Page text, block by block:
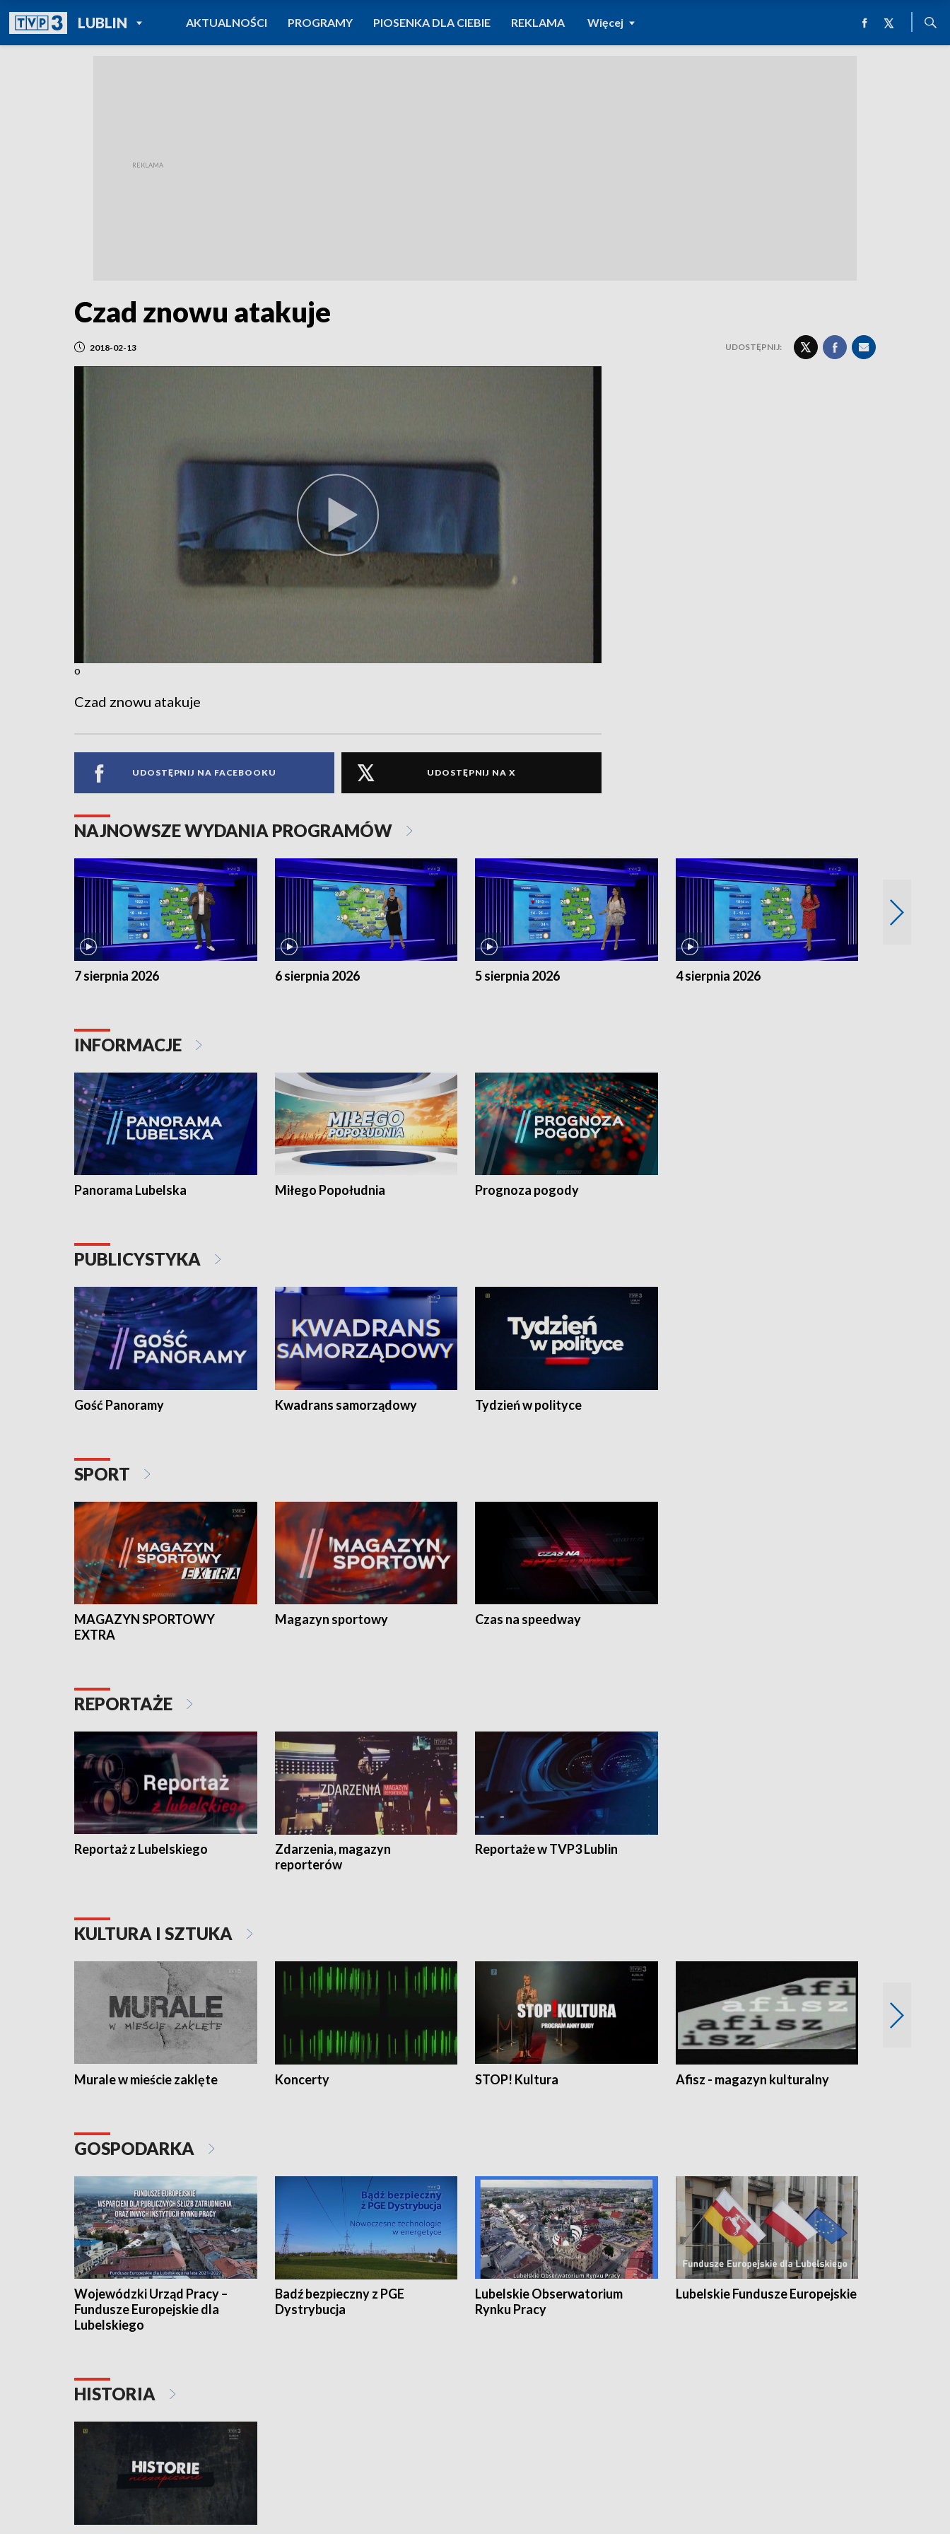
LUBLINPOWRÓT DO
TVP REGIONY
AKTUALNOŚCI PROGRAMY PIOSENKA DLA CIEBIE REKLAMA Więcej
Czad znowu atakuje
2018-02-13 UDOSTĘPNIJ:
o
Czad znowu atakuje
UDOSTĘPNIJ NA FACEBOOKU UDOSTĘPNIJ NA X
NAJNOWSZE WYDANIA PROGRAMÓW
7 sierpnia 2026 6 sierpnia 2026 5 sierpnia 2026 4 sierpnia 2026
INFORMACJE
Panorama Lubelska Miłego Popołudnia Prognoza pogody
PUBLICYSTYKA
Gość Panoramy Kwadrans samorządowy Tydzień w polityce
SPORT
MAGAZYN SPORTOWY
EXTRA
Magazyn sportowy Czas na speedway
REPORTAŻE
Reportaż z Lubelskiego
Zdarzenia, magazyn
reporterów
Reportaże w TVP3 Lublin
KULTURA I SZTUKA
Murale w mieście zaklęte Koncerty STOP! Kultura Afisz - magazyn kulturalny
GOSPODARKA
Wojewódzki Urząd Pracy –
Fundusze Europejskie dla
Lubelskiego
Badź bezpieczny z PGE
Dystrybucja
Lubelskie Obserwatorium
Rynku Pracy
Lubelskie Fundusze Europejskie
HISTORIA